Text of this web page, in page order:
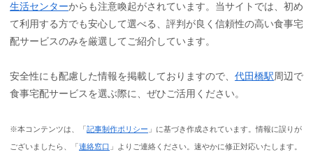
生活センターからも注意喚起がされています。当サイトでは、初め
て利用する方でも安心して選べる、評判が良く信頼性の高い食事宅
配サービスのみを厳選してご紹介しています。
安全性にも配慮した情報を掲載しておりますので、 代田橋駅周辺で
食事宅配サービスを選ぶ際に、ぜひご活用ください。
※本コンテンツは、「 記事制作ポリシー 」に基づき作成されています。情報に誤りが
ございましたら、「 連絡窓口 」よりご連絡ください。速やかに修正対応いたします。